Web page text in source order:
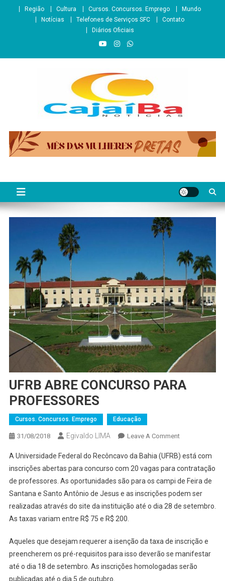
Região Cultura Cursos. Concursos. Emprego
Mundo
Notícias
Telefones de Serviços SFC
Contato
Diários Oficiais
CajaíbaNotícias
UFRB ABRE CONCURSO PARA
PROFESSORES
Cursos. Concursos. Emprego Educação
31/08/2018 Egivaldo LIMA Leave A CommentOn
ABRE
CONCURSO
PARA
PROFESSORES
A Universidade Federal do Recôncavo da Bahia (UFRB) está com
inscrições abertas para concurso com 20 vagas para contratação
de professores. As oportunidades são para os campi de Feira de
Santana e Santo Antônio de Jesus e as inscrições podem ser
realizadas através do site da instituição até o dia 28 de setembro.
As taxas variam entre R$ 75 e R$ 200.
Aqueles que desejam requerer a isenção da taxa de inscrição e
preencherem os pré-requisitos para isso deverão se manifestar
até o dia 18 de setembro. As inscrições homologadas serão
publicadas até o dia 5 de outubro.